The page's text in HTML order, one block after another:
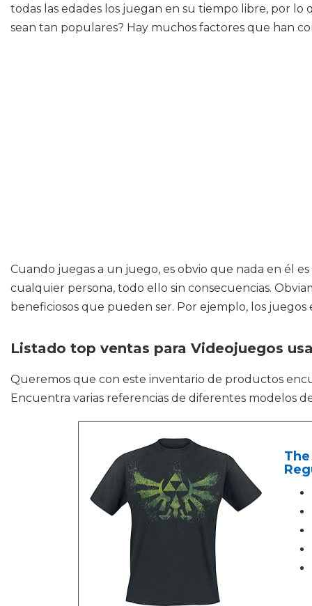
todas las edades los juegan en su tiempo libre, por
sean tan populares? Hay muchos factores que han
Cuando juegas a un juego, es obvio que nada en él
cualquier persona, todo ello sin consecuencias.
beneficiosos que pueden ser. Por ejemplo, los
Listado top ventas para Videojuegos
Queremos que con este inventario de productos
Encuentra varias referencias de diferentes modelos